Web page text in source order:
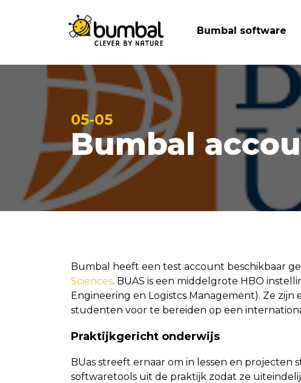
Bumbal software
05-05
Bumbal
Bumbal heeft een test account beschikbaar
Sciences. BUAS is een middelgrote HBO
Engineering en Logistcs Management). Ze
studenten voor te bereiden op een
Praktijkgericht onderwijs
BUas streeft ernaar om in lessen en
softwaretools uit de praktijk zodat ze